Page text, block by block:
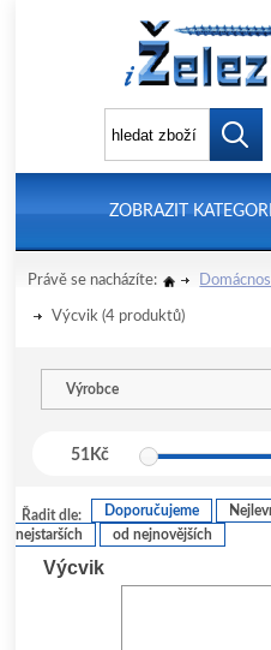
ZOBRAZIT
Právě se nacházíte:
Výcvik (4 produktů)
Výrobce
51Kč
Řadit dle: Doporučujeme
nejstarších
od nejnovějších
Výcvik